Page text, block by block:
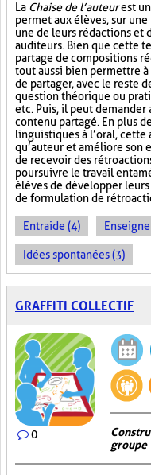
La Chaise de l’auteurest
permet aux élèves, sur
une de leurs rédactions et
auditeurs. Bien que cette
partage de compositions
tout aussi bien permettre à
de partager, avec le reste
question théorique ou
etc. Puis, il peut
contenu partagé. En plus
linguistiques à l’oral,
qu’auteur et améliore son
de recevoir des
poursuivre le travail
élèves de développer
de formulation de
Entraide (4)
Idées spontanées (3)
GRAFFITI COLLECTIF
0
groupe